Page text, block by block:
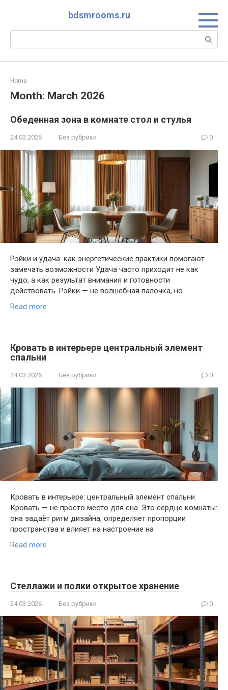
bdsmrooms.ru
Home
Month: March 2026
Обеденная зона в комнате стол и стулья
24.03.2026 Без рубрики 0
Рэйки и удача: как энергетические практики помогают
замечать возможности Удача часто приходит не как
чудо, а как результат внимания и готовности
действовать. Рэйки — не волшебная палочка, но
Read more
Кровать в интерьере центральный элемент
спальни
24.03.2026 Без рубрики 0
Кровать в интерьере: центральный элемент спальни
Кровать — не просто место для сна. Это сердце комнаты:
она задаёт ритм дизайна, определяет пропорции
пространства и влияет на настроение на
Read more
Стеллажи и полки открытое хранение
24.03.2026 Без рубрики 0